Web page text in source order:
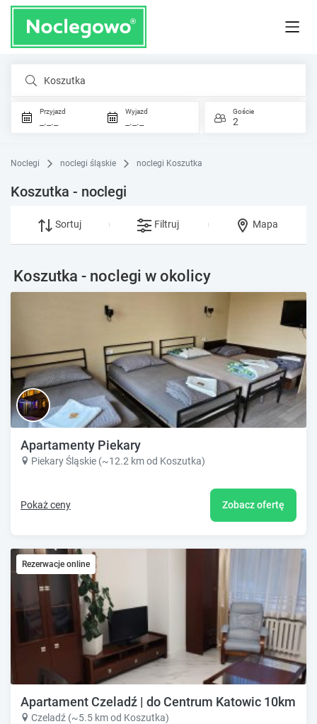
Koszutka
Przyjazd
_._._
Wyjazd
_._._
Goście
2
Noclegi noclegi śląskie noclegi Koszutka
Koszutka - noclegi
Sortuj Filtruj Mapa
Koszutka - noclegi w okolicy
Apartamenty Piekary
Piekary Śląskie (~12.2 km od Koszutka)
Pokaż ceny Zobacz ofertę
Rezerwacje online
Apartament Czeladź | do Centrum Katowic 10km
Czeladź (~5.5 km od Koszutka)